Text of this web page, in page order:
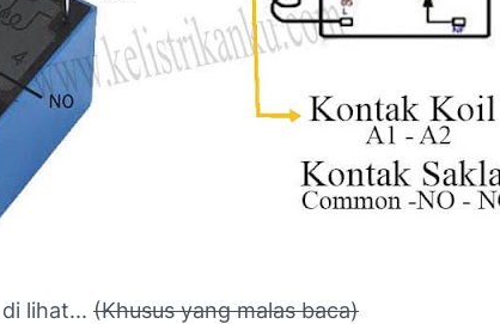
lihat... (Khusus yang malas baca)